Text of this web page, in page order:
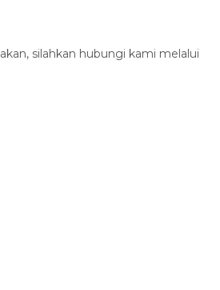
silahkan hubungi kami melalui